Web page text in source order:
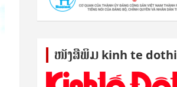
ໜັງ​ສື​ພິມ kinh te dothi